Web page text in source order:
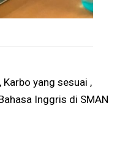
yang sesuai ,
Inggris di SMAN